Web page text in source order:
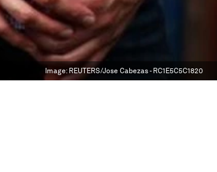
Image: REUTERS/Jose Cabezas - RC1E5C5C1820